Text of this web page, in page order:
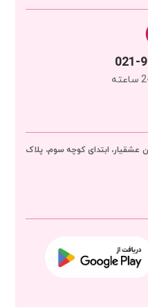
021-
عشقیار، ابتدای کوچه سوم، پلاک